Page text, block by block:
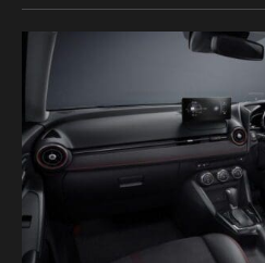
配備升級與期間限定價，整體回
多消費者能輕鬆入主，感受來自
灣馬自達於 7 月同步推出暑期限
和 MAZDA CX-30 享 80 萬元…